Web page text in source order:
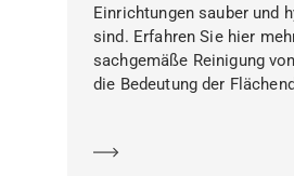
Einrichtungen sauber und
sind. Erfahren Sie hier
sachgemäße Reinigung
die Bedeutung der